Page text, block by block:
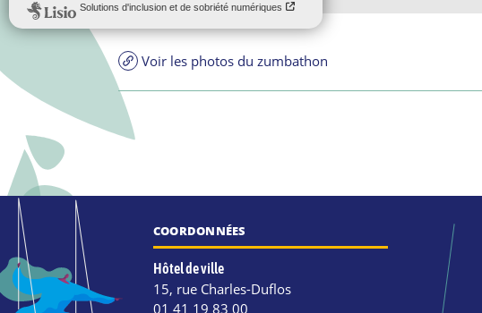
Voir les photos du zumbathon
COORDONNÉES
Hôtel de ville
15, rue Charles-Duflos
01 41 19 83 00